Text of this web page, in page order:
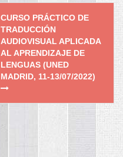
CURSO PRÁCTICO DE
TRADUCCIÓN
AUDIOVISUAL APLICADA
AL APRENDIZAJE DE
LENGUAS (UNED
MADRID, 11-13/07/2022)